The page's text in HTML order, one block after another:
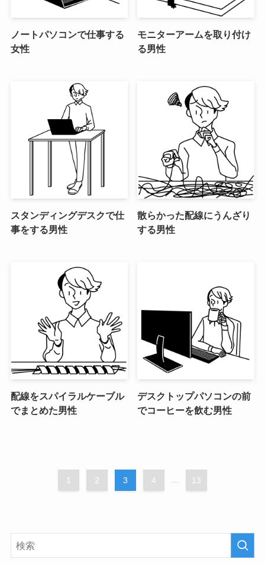
ノートパソコンで仕事する
女性
モニターアームを取り付け
る男性
スタンディングデスクで仕
事をする男性
散らかった配線にうんざり
する男性
配線をスパイラルケーブル
でまとめた男性
デスクトップパソコンの前
でコーヒーを飲む男性
1 2 3 4 ... 13